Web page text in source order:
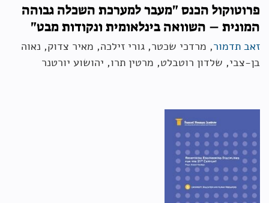
פרוטוקול הכנס "מעבר למערכת השכלה גבוהה
המונית – השוואה בינלאומית ונקודות מבט"
זאב תדמור, מרדכי שכטר, גורי זילכה, מאיר צדוק, נאוה
בן-צבי, שלדון רוטבלט, מרטין תרו, יהושוע יורטנר